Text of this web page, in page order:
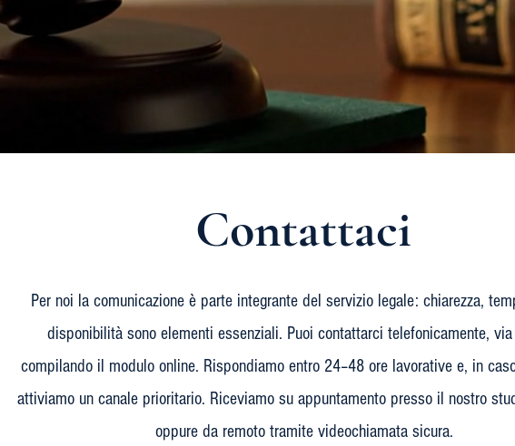
Contattaci
Per noi la comunicazione è parte integrante del servizio legale: chiarezza,
disponibilità sono elementi essenziali. Puoi contattarci telefonicamente,
compilando il modulo online. Rispondiamo entro 24–48 ore lavorative e, in
attiviamo un canale prioritario. Riceviamo su appuntamento presso il nostro
oppure da remoto tramite videochiamata sicura.